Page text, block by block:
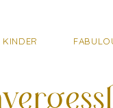
KINDER